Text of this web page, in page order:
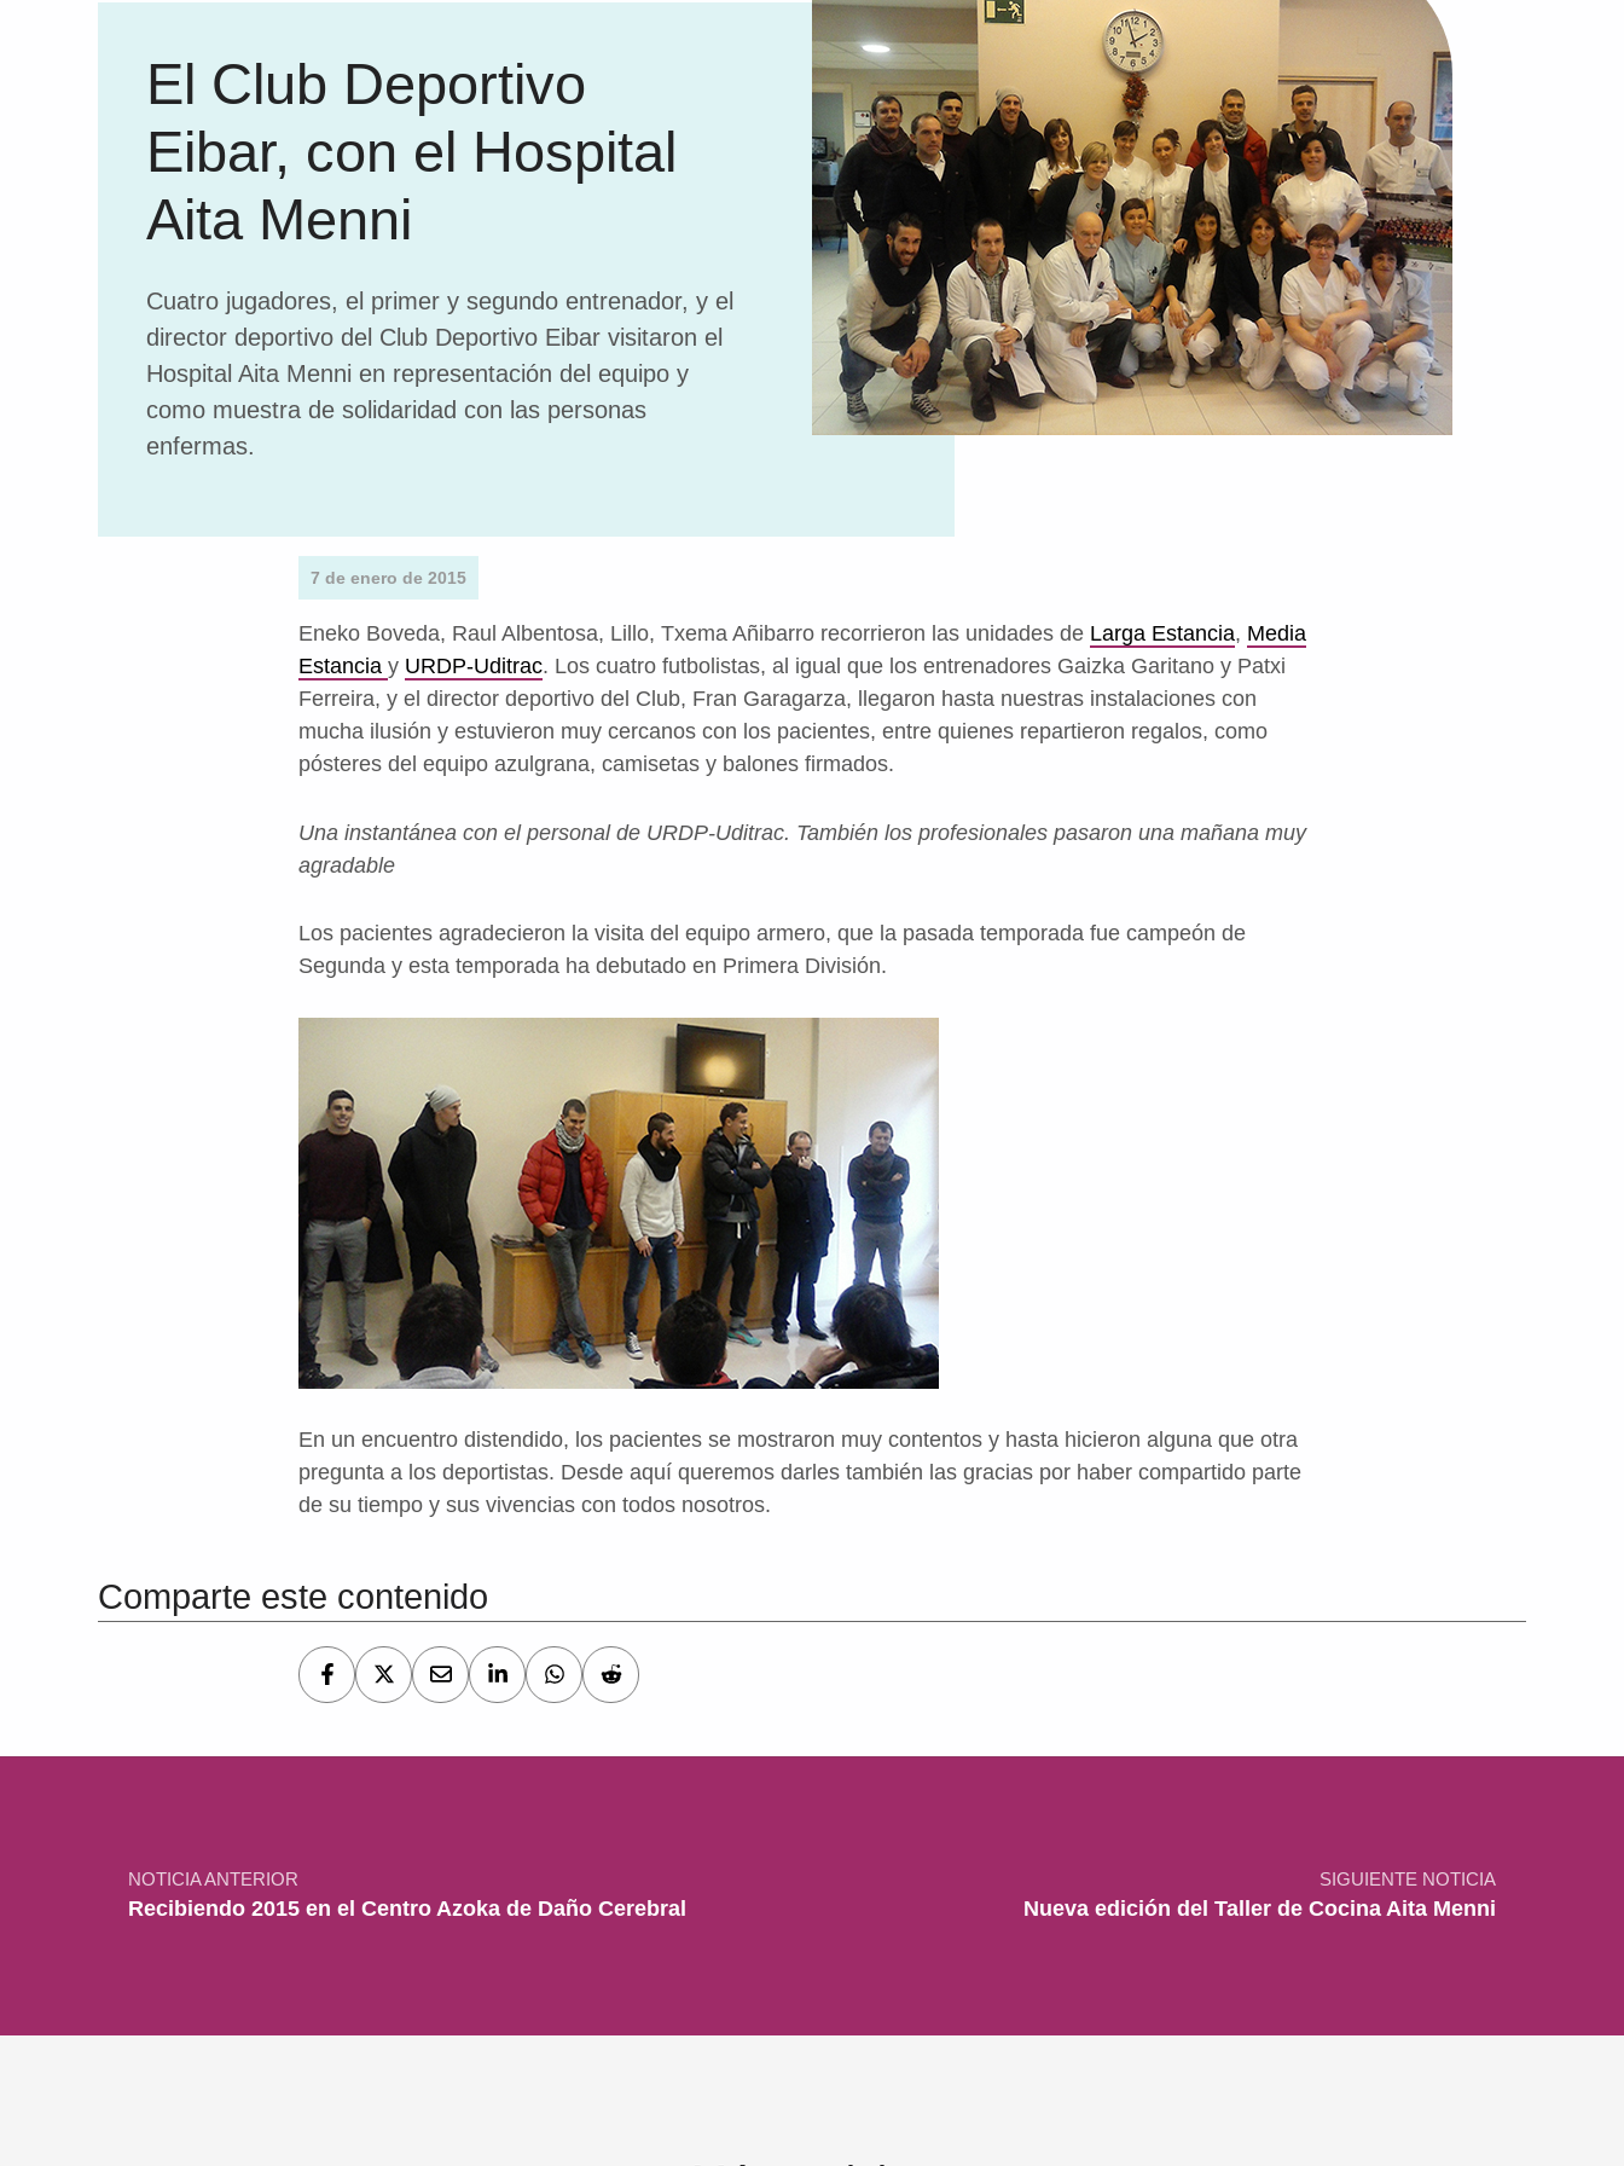
El Club Deportivo
Eibar, con el Hospital
Aita Menni
Cuatro jugadores, el primer y segundo entrenador, y el
director deportivo del Club Deportivo Eibar visitaron el
Hospital Aita Menni en representación del equipo y
como muestra de solidaridad con las personas
enfermas.
7 de enero de 2015
Eneko Boveda, Raul Albentosa, Lillo, Txema Añibarro recorrieron las unidades de Larga Estancia, Media
Estancia y URDP-Uditrac. Los cuatro futbolistas, al igual que los entrenadores Gaizka Garitano y Patxi
Ferreira, y el director deportivo del Club, Fran Garagarza, llegaron hasta nuestras instalaciones con
mucha ilusión y estuvieron muy cercanos con los pacientes, entre quienes repartieron regalos, como
pósteres del equipo azulgrana, camisetas y balones firmados.
Una instantánea con el personal de URDP-Uditrac. También los profesionales pasaron una mañana muy
agradable
Los pacientes agradecieron la visita del equipo armero, que la pasada temporada fue campeón de
Segunda y esta temporada ha debutado en Primera División.
En un encuentro distendido, los pacientes se mostraron muy contentos y hasta hicieron alguna que otra
pregunta a los deportistas. Desde aquí queremos darles también las gracias por haber compartido parte
de su tiempo y sus vivencias con todos nosotros.
Comparte este contenido
NOTICIA ANTERIOR
Recibiendo 2015 en el Centro Azoka de Daño Cerebral
SIGUIENTE NOTICIA
Nueva edición del Taller de Cocina Aita Menni